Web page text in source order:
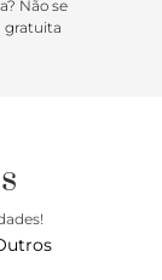
Não se
gratuita